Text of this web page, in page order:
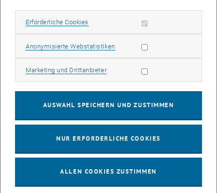
und NGOs unter Einbindung des Publikums diskutiert. Organisiert
Stefan Schleicher (WIFO): „Wirtschaftliche Aspekte der
österreichischen Energiestrategie“ (vorläufiger Titel)
Moderation: Ulfert Höhne (selbstständiger Unternehmensberater im
Bereich Energie, Umwelt, Nachhaltigkeit und Politik)
Im Anschluss an die Impulsreferate findet eine Podiumsdiskussion
unter Einbindung des Publikums statt.
Erforderliche Cookies Erforderliche Cookies zulassen
Anonymisierte WebstatistikenStatistik Cookies zulassen
Marketing und DrittanbieterMarketing Cookies zulassen
AUSWAHL SPEICHERN UND ZUSTIMMEN
NUR ERFORDERLICHE COOKIES
ALLEN COOKIES ZUSTIMMEN